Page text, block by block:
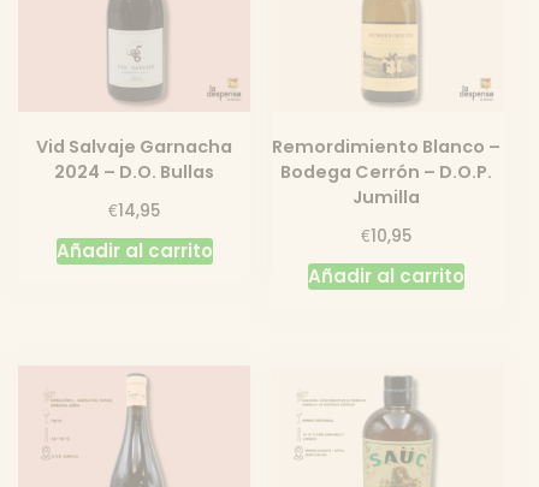
Vid Salvaje Garnacha
2024 – D.O. Bullas
€14,95
Añadir al carrito
Remordimiento Blanco –
Bodega Cerrón – D.O.P.
Jumilla
€10,95
Añadir al carrito